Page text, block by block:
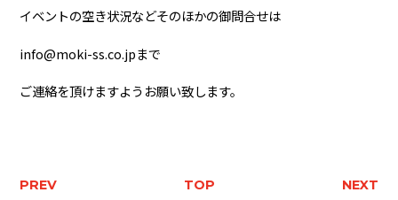
イベントの空き状況などそのほかの御問合せは
info@moki-ss.co.jpまで
ご連絡を頂けますようお願い致します。
PREV TOP NEXT